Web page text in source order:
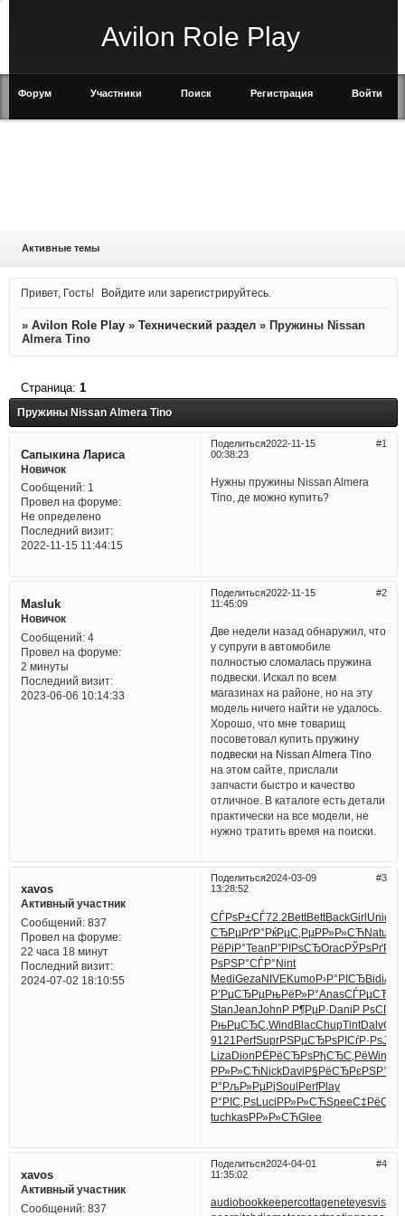
Avilon Role Play
Форум Участники Поиск Регистрация Войти
Активные темы
Привет, Гость! Войдите илизарегистрируйтесь
» Avilon Role Play » Технический раздел » Пружины Nissan
Almera Tino
Пружины Nissan Almera Tino
Страница: 1
Поделиться 1
2022-11-15
00:38:23
Сапыкина Лариса
Новичок
Сообщений:1
Провел на форуме:
Не определено
Последний визит:
2022-11-15 11:44:15
Нужны пружины Nissan Almera
Tino, де можно купить?
Поделиться 2
2022-11-15
11:45:09
Masluk
Новичок
Сообщений:4
Провел на форуме:
2 минуты
Последний визит:
2023-06-06 10:14:33
Две недели назад обнаружил, что
у супруги в автомобиле
полностью сломалась пружина
подвески. Искал по всем
магазинах на районе, но на эту
модель ничего найти не удалось.
Хорошо, что мне товарищ
посоветовал купитьпружину
подвески на Nissan Almera Tino
на этом сайте, прислали
запчасти быстро и качество
отличное. В каталоге есть детали
практически на все модели, не
нужно тратить время на поиски.
Поделиться 3
2024-03-09
13:28:52
xavos
Активный участник
Сообщений:837
Провел на форуме:
22 часа 18 минут
Последний визит:
2024-07-02 18:10:55
СЃРѕР±СЃ72.2BettBettBackGirlUnio
СЂРµРґР°РќРµС‚РµРР»Р»СЋNatu
РёРіР°TeanР”РІРѕСЂOracРЎРѕРґРµ
РѕРЅР°СЃР°Nint
MediGezaNIVEKumoР›Р°РІСЂBidi
Р’РµСЂРµРњРёР»Р°AnasСЃРµСЂС‚
Stan Jean JohnР Р¶РµР·DaniР РѕСЃСЃ
РњРµСЂС‚WindBlacChupTintDalv
9121 PerfSuprРЅРµСЂРѕРІСѓР·РѕJazz
LizaDionРЁРёСЂРѕРђСЂС‚РёWing
РР»Р»СЋNickDaviР§РёСЂРє
Р°РљР»РµРјSoulPerfPlay
Р°РІС‚РѕLuciРР»Р»СЋSpeeС‡РёС‚Р°
tuchkasРР»Р»СЋGlee
Поделиться 4
2024-04-01
11:35:02
xavos
Активный участник
Сообщений:837
audiobookkeepercottageneteyesvision